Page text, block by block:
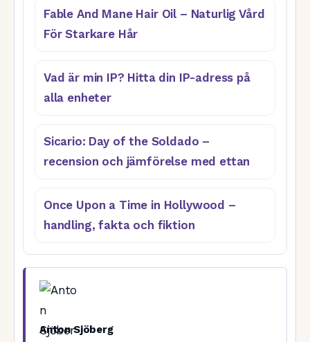
Fable And Mane Hair Oil – Naturlig Vård
För Starkare Hår
Vad är min IP? Hitta din IP-adress på
alla enheter
Sicario: Day of the Soldado –
recension och jämförelse med ettan
Once Upon a Time in Hollywood –
handling, fakta och fiktion
Anton Sjöberg